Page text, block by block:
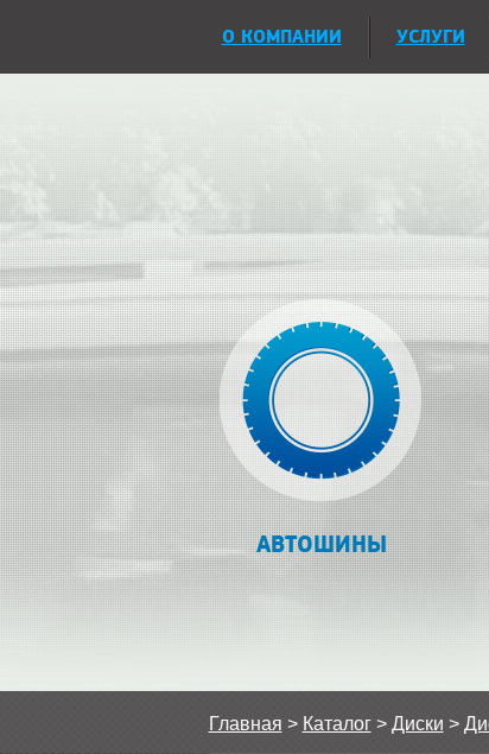
О КОМПАНИИ УСЛУГИ
АВТОШИНЫ
Главная > Каталог> Диски >